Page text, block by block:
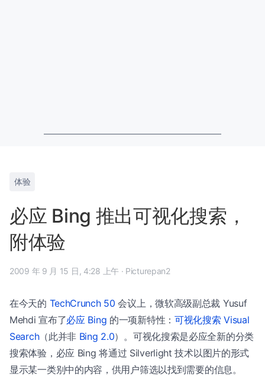
体验
必应 Bing 推出可视化搜索，
附体验
2009 年 9 月 15 日, 4:28 上午 · Picturepan2
在今天的 TechCrunch 50 会议上，微软高级副总裁 Yusuf
Mehdi 宣布了必应 Bing 的一项新特性： 可视化搜索 Visual
Search（此并非 Bing 2.0）。可视化搜索是必应全新的分类
搜索体验，必应 Bing 将通过 Silverlight 技术以图片的形式
显示某一类别中的内容，供用户筛选以找到需要的信息。